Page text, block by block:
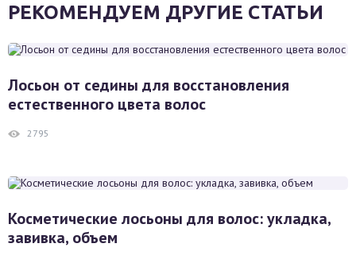
РЕКОМЕНДУЕМ ДРУГИЕ СТАТЬИ
Лосьон от седины для восстановления
естественного цвета волос
2795
Косметические лосьоны для волос: укладка,
завивка, объем